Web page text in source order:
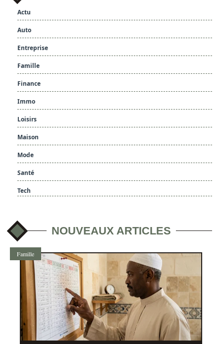
Actu
Auto
Entreprise
Famille
Finance
Immo
Loisirs
Maison
Mode
Santé
Tech
NOUVEAUX ARTICLES
Famille